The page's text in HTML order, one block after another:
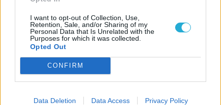
I want to opt-out of Collection, Use,
Retention, Sale, and/or Sharing of my
Personal Data that Is Unrelated with the
Purposes for which it was collected.
Opted Out
CONFIRM
Data Deletion Data Access Privacy Policy